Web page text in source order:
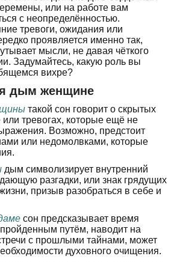
или на работе вам
с неопределённостью.
тревоги, ожидания или
проявляется именно так,
мысли, не давая чёткого
Задумайтесь, какую роль вы
вихре?
дым женщине
такой сон говорит о скрытых
тревогах, которые ещё не
Возможно, предстоит
или недомолвками, которые
дым символизирует внутренний
разгадки, или знак грядущих
призыв разобраться в себе и
сон предсказывает время
путём, наводит на
с прошлыми тайнами, может
духовного очищения.